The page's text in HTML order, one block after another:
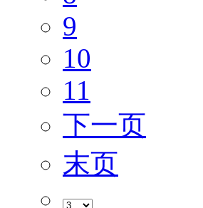
9
10
11
下一页
末页